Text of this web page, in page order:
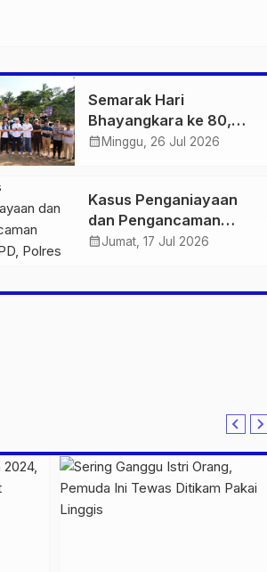
Semarak Hari
Bhayangkara ke 80,
IOF X Bhayangkara
Kapolda Jambi
Apresiasi Sportivitas
dan Kebersamaan
calendar_month Minggu, 26 Jul 2026
Kasus Penganiayaan
dan Pengancaman
Ketua BPD, Polres
calendar_monthJumat, 17 Jul 2026